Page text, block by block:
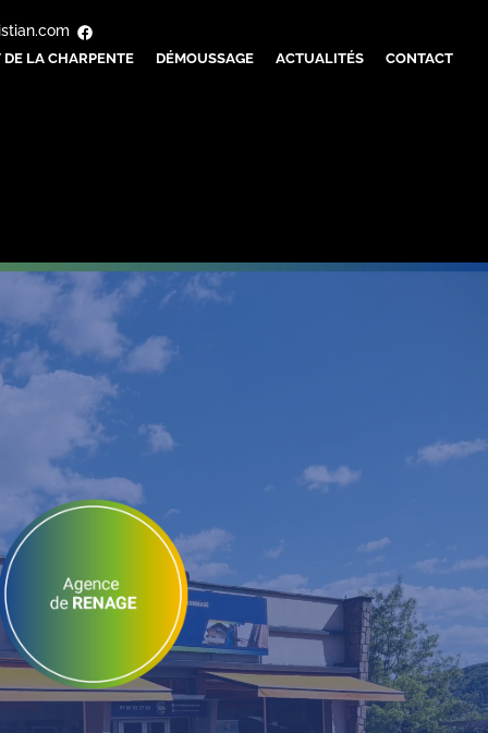
LA CHARPENTE DÉMOUSSAGE ACTUALITÉS CONTACT